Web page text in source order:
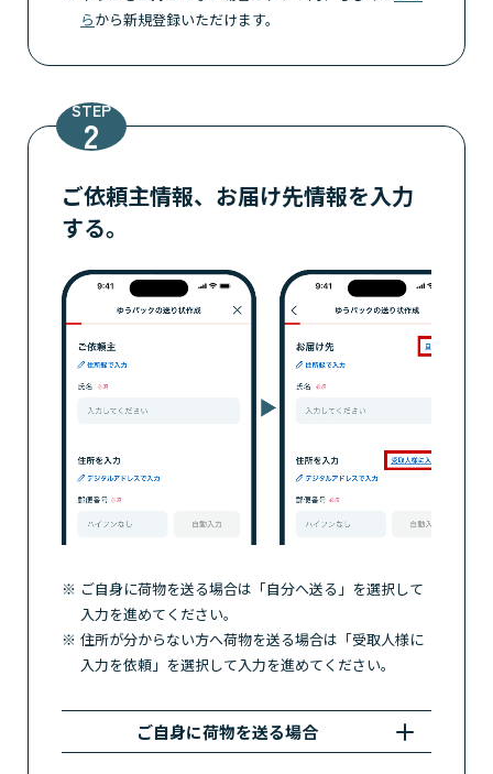
らから新規登録いただけます。
STEP
ご依頼主情報、お届け先情報を入力
する。
ご自身に荷物を送る場合は「自分へ送る」を選択して
入力を進めてください。
住所が分からない方へ荷物を送る場合は「受取人様に
入力を依頼」を選択して入力を進めてください。
ご自身に荷物を送る場合